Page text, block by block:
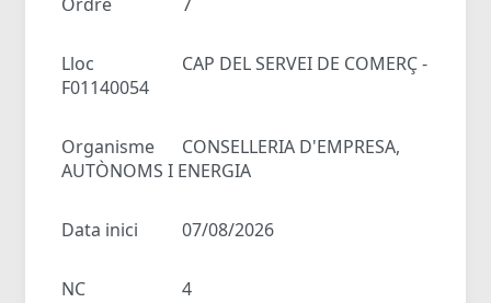
Lloc
CAP DEL SERVEI DE COMERÇ -
F01140054
Organisme
CONSELLERIA D'EMPRESA,
AUTÒNOMS I ENERGIA
Data inici 07/08/2026
NC 4